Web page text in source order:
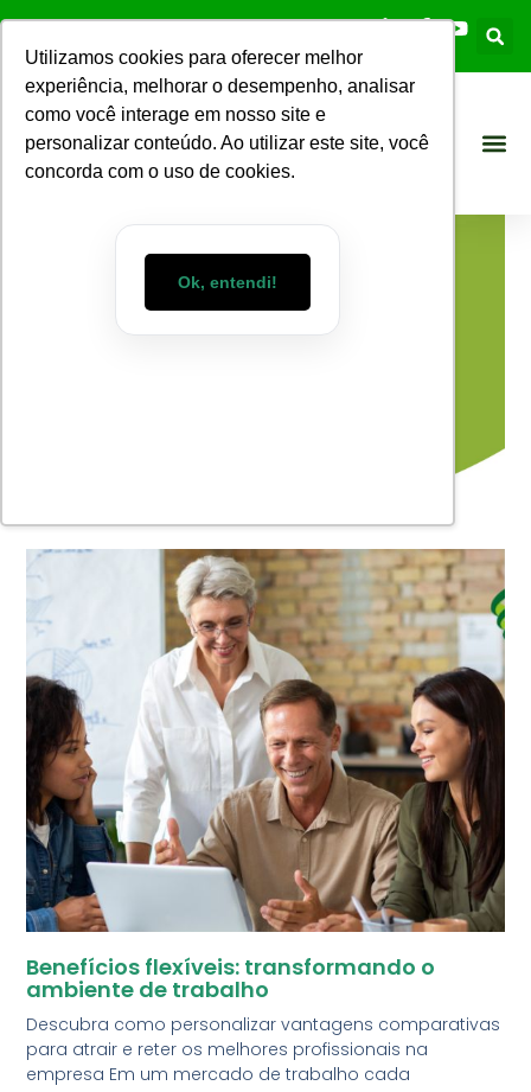
Utilizamos cookies para oferecer melhor
experiência, melhorar o desempenho, analisar
como você interage em nosso site e
personalizar conteúdo. Ao utilizar este site, você
concorda com o uso de cookies.
Ok, entendi!
Benefícios flexíveis: transformando o
ambiente de trabalho
Descubra como personalizar vantagens comparativas
para atrair e reter os melhores profissionais na
empresa Em um mercado de trabalho cada